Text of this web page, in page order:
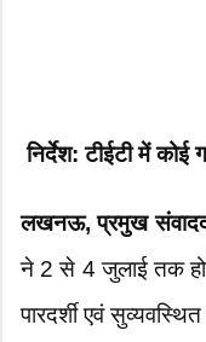
निर्देश: टीईटी में कोई
लखनऊ, प्रमुख
ने 2 से 4 जुलाई तक होने
पारदर्शी एवं